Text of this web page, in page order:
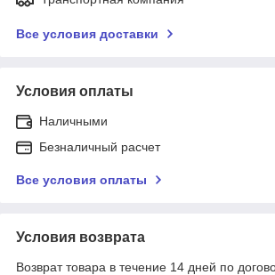
Все условия доставки
Условия оплаты
Наличными
Безналичный расчет
Все условия оплаты
Условия возврата
Возврат товара в течение 14 дней по